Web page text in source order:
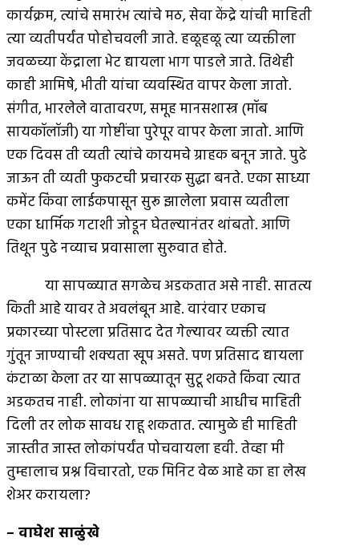
कार्यक्रम, त्यांचे समारंभ त्यांचे मठ, सेवा केंद्रे यांची माहिती
त्या व्यतीपर्यंत पोहोचवली जाते. हळूहळू त्या व्यक्तीला
जवळच्या केंद्राला भेट द्यायला भाग पाडले जाते. तिथेही
काही आमिषे, भीती यांचा व्यवस्थित वापर केला जातो.
संगीत, भारलेले वातावरण, समूह मानसशास्त्र (मॉब
सायकॉलॉजी) या गोष्टींचा पुरेपूर वापर केला जातो. आणि
एक दिवस ती व्यती त्यांचे कायमचे ग्राहक बनून जाते. पुढे
जाऊन ती व्यती फुकटची प्रचारक सुद्धा बनते. एका साध्या
कमेंट किंवा लाईकपासून सुरू झालेला प्रवास व्यतीला
एका धार्मिक गटाशी जोडून घेतल्यानंतर थांबतो. आणि
तिथून पुढे नव्याच प्रवासाला सुरुवात होते.
या सापळ्यात सगळेच अडकतात असे नाही. सातत्य
किती आहे यावर ते अवलंबून आहे. वारंवार एकाच
प्रकारच्या पोस्टला प्रतिसाद देत गेल्यावर व्यक्ती त्यात
गुंतून जाण्याची शक्यता खूप असते. पण प्रतिसाद द्यायला
कंटाळा केला तर या सापळ्यातून सुटू शकते किंवा त्यात
अडकतच नाही. लोकांना या सापळ्याची आधीच माहिती
दिली तर लोक सावध राहू शकतात. त्यामुळे ही माहिती
जास्तीत जास्त लोकांपर्यंत पोचवायला हवी. तेव्हा मी
तुम्हालाच प्रश्न विचारतो, एक मिनिट वेळ आहे का हा लेख
शेअर करायला?
– वाघेश साळुंखे